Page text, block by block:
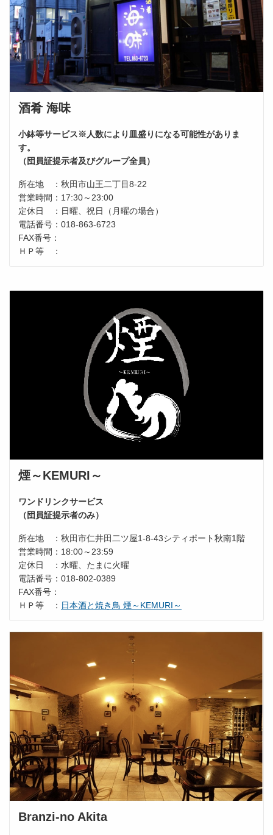
酒肴 海味
小鉢等サービス※人数により皿盛りになる可能性がありま
す。
（団員証提示者及びグループ全員）
所在地 ：秋田市山王二丁目8-22
営業時間：17:30～23:00
定休日 ：日曜、祝日（月曜の場合）
電話番号：018-863-6723
FAX番号：
ＨＰ等 ：
煙～KEMURI～
ワンドリンクサービス
（団員証提示者のみ）
所在地 ：秋田市仁井田二ツ屋1-8-43シティポート秋南1階
営業時間：18:00～23:59
定休日 ：水曜、たまに火曜
電話番号：018-802-0389
FAX番号：
ＨＰ等 ： 日本酒と焼き鳥 煙～KEMURI～
Branzi-no Akita